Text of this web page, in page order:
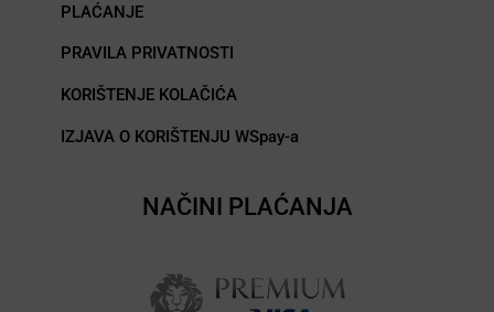
PLAĆANJE
PRAVILA PRIVATNOSTI
KORIŠTENJE KOLAČIĆA
IZJAVA O KORIŠTENJU WSpay-a
NAČINI PLAĆANJA